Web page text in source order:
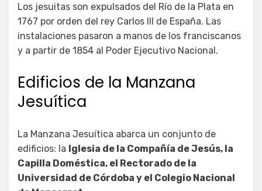
Los jesuitas son expulsados del Río de la Plata en
1767 por orden del rey Carlos III de España. Las
instalaciones pasaron a manos de los franciscanos
y a partir de 1854 al Poder Ejecutivo Nacional.
Edificios de la Manzana
Jesuítica
La Manzana Jesuítica abarca un conjunto de
edificios: la Iglesia de la Compañía de Jesús, la
Capilla Doméstica, el Rectorado de la
Universidad de Córdoba y el Colegio Nacional